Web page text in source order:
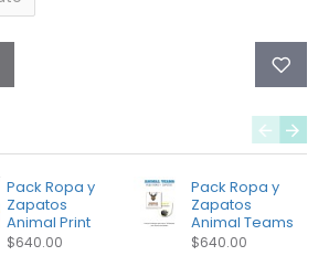
Pack Ropa y
Zapatos
Animal Print
$640.00
Pack Ropa y
Zapatos
Animal Teams
$640.00